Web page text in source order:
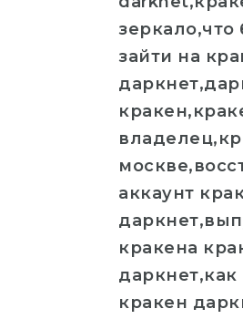
зеркало,что
зайти на
аккаунт
кракена
даркнет,как
кракен